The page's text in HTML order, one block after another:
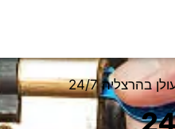
בהרצליה 24/7